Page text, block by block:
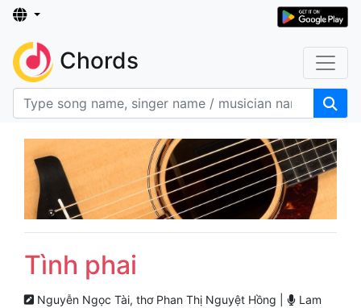
Chords
Tình phai
Nguyễn Ngọc Tài, thơ Phan Thị Nguyệt Hồng |
Lam